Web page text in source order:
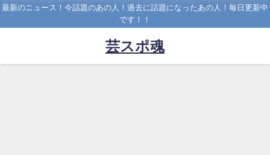
最新のニュース！今話題のあの人！過去に話題になったあの人！毎日更新中
です！！
芸スポ魂